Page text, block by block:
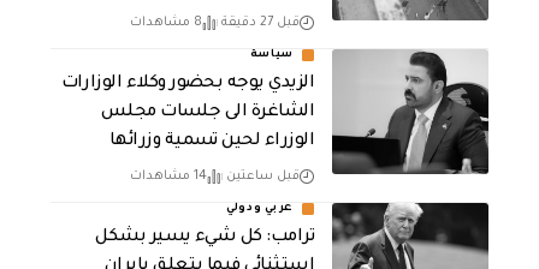
قبل 27 دقيقة 8 مشاهدات
سياسة
الزيدي يوجه بحضور وكلاء الوزارات
الشاغرة الى جلسات مجلس
الوزراء لحين تسمية وزرائها
قبل ساعتين 14 مشاهدات
عربي ودولي
ترامب: كل شيء يسير بشكل